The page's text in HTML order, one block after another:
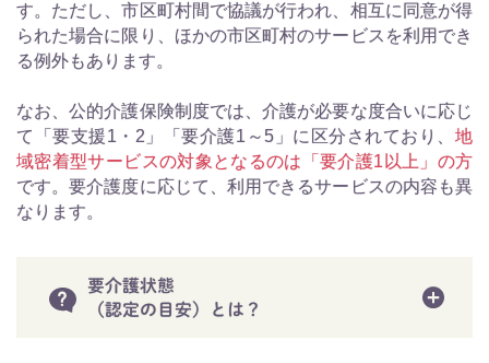
す。ただし、市区町村間で協議が行われ、相互に同意が得
られた場合に限り、ほかの市区町村のサービスを利用でき
る例外もあります。
なお、公的介護保険制度では、介護が必要な度合いに応じ
て「要支援1・2」「要介護1～5」に区分されており、 地
域密着型サービスの対象となるのは「要介護1以上」の方
です。要介護度に応じて、利用できるサービスの内容も異
なります。
要介護状態
（認定の目安）とは？